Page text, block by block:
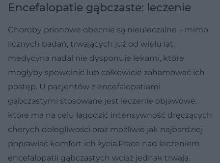
Encefalopatie gąbczaste: leczenie
Choroby prionowe obecnie są nieuleczalne – mimo
licznych badań, trwających już od wielu lat,
medycyna nadal nie dysponuje lekami, które
mogłyby spowolnić lub całkowicie zahamować ich
postęp. U pacjentów z encefalopatiami
gąbczastymi stosowane jest leczenie objawowe,
które ma na celu łagodzić intensywność dręczących
chorych dolegliwości oraz możliwie jak najbardziej
poprawiać komfort ich życia.Prace nad leczeniem
encefalopatii gąbczastych wciąż jednak trwają.